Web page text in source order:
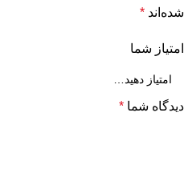
شده‌اند *
امتیاز شما
دیدگاه شما *